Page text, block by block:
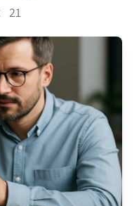
21 אפריל 2024